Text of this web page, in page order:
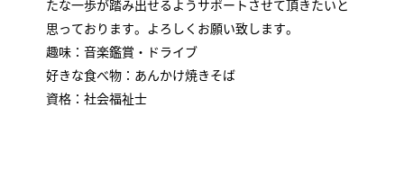
たな一歩が踏み出せるようサポートさせて頂きたいと
思っております。よろしくお願い致します。
趣味：音楽鑑賞・ドライブ
好きな食べ物：あんかけ焼きそば
資格：社会福祉士